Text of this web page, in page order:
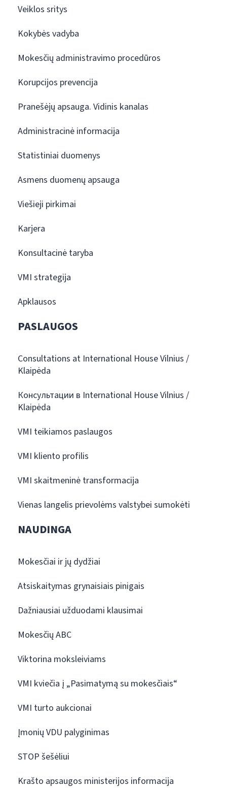
Veiklos sritys
Kokybės vadyba
Mokesčių administravimo procedūros
Korupcijos prevencija
Pranešėjų apsauga. Vidinis kanalas
Administracinė informacija
Statistiniai duomenys
Asmens duomenų apsauga
Viešieji pirkimai
Karjera
Konsultacinė taryba
VMI strategija
Apklausos
PASLAUGOS
Consultations at International House Vilnius /
Klaipėda
Консультации в International House Vilnius /
Klaipėda
VMI teikiamos paslaugos
VMI kliento profilis
VMI skaitmeninė transformacija
Vienas langelis prievolėms valstybei sumokėti
NAUDINGA
Mokesčiai ir jų dydžiai
Atsiskaitymas grynaisiais pinigais
Dažniausiai užduodami klausimai
Mokesčių ABC
Viktorina moksleiviams
VMI kviečia į „Pasimatymą su mokesčiais“
VMI turto aukcionai
Įmonių VDU palyginimas
STOP šešėliui
Krašto apsaugos ministerijos informacija